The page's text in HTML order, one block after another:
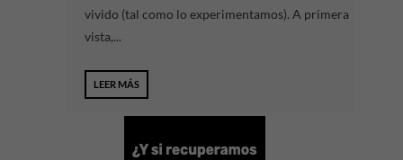
vivido (tal como lo experimentamos). A primera
vista,...
LEER MÁS